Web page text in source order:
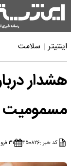
اینتیتر سلامت
هشدار
مسمومیت
کد خبر :۴۵۰۸۲۶ ۳۱ فروردین ۱۴۰۵ - ۱۹:۵۶